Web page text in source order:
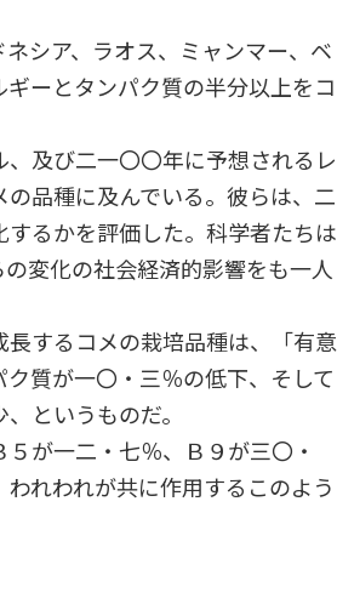
シア、ラオス、ミャンマー、ベ
ーとタンパク質の半分以上をコ
及び二一〇〇年に予想されるレ
品種に及んでいる。彼らは、二
るかを評価した。科学者たちは
変化の社会経済的影響をも一人
するコメの栽培品種は、「有意
質が一〇・三％の低下、そして
というものだ。
が一二・七％、Ｂ９が三〇・
れわれが共に作用するこのよう